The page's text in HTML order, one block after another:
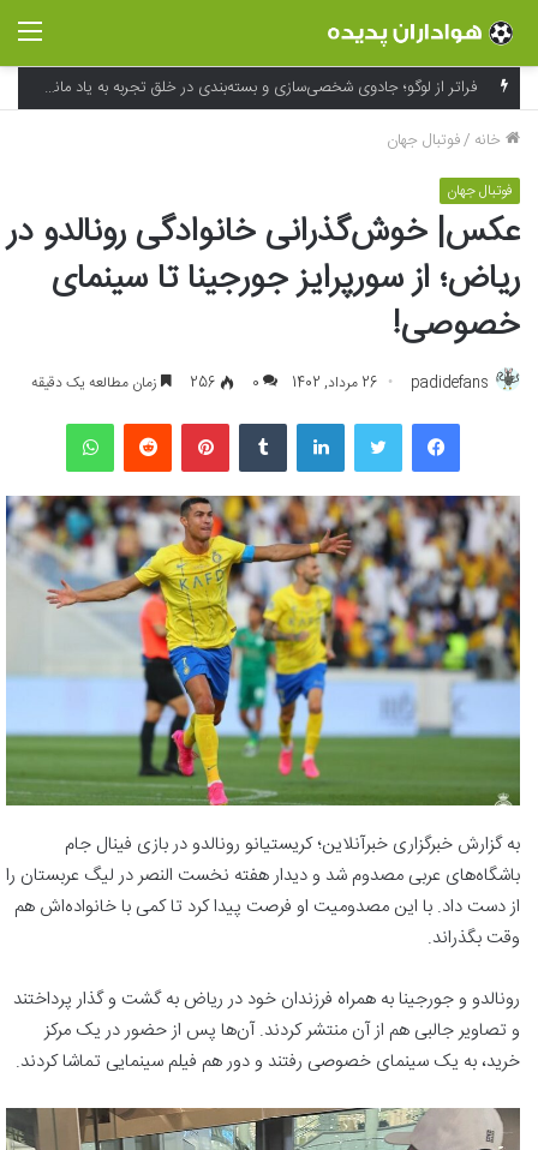
فراتر از لوگو؛ جادوی شخصی‌سازی و بسته‌بندی در خلق تجربه به یاد ماندنی برند
خانه /فوتبال جهان
فوتبال جهان
عکس‌| خوش‌گذرانی خانوادگی رونالدو در
ریاض؛ از سورپرایز جورجینا تا سینمای
خصوصی!
padidefans 26 مرداد, 1402 0
256 زمان مطالعه یک دقیقه
فیسبوک لینکداین پینتریست
به گزارش خبرگزاری خبرآنلاین؛ کریستیانو رونالدو در بازی فینال جام
باشگاه‌های عربی مصدوم شد و دیدار هفته نخست النصر در لیگ عربستان را
از دست داد. با این مصدومیت او فرصت پیدا کرد تا کمی با خانواده‌اش هم
وقت بگذراند.
رونالدو و جورجینا به همراه فرزندان خود در ریاض به گشت و گذار پرداختند
و تصاویر جالبی هم از آن منتشر کردند. آن‌ها پس از حضور در یک مرکز
خرید، به یک سینمای خصوصی رفتند و دور هم فیلم سینمایی تماشا کردند.